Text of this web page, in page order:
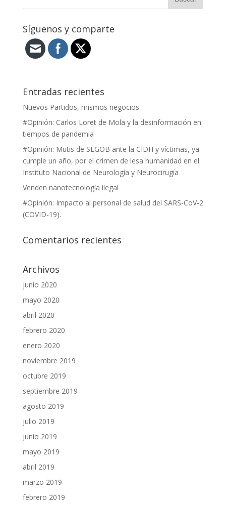
Síguenos y comparte
Entradas recientes
Nuevos Partidos, mismos negocios
#Opinión: Carlos Loret de Mola y la desinformación en
tiempos de pandemia
#Opinión: Mutis de SEGOB ante la CIDH y víctimas, ya
cumple un año, por el crimen de lesa humanidad en el
Instituto Nacional de Neurología y Neurocirugía
Venden nanotecnología ilegal
#Opinión: Impacto al personal de salud del SARS-CoV-2
(COVID-19).
Comentarios recientes
Archivos
junio 2020
mayo 2020
abril 2020
febrero 2020
enero 2020
noviembre 2019
octubre 2019
septiembre 2019
agosto 2019
julio 2019
junio 2019
mayo 2019
abril 2019
marzo 2019
febrero 2019